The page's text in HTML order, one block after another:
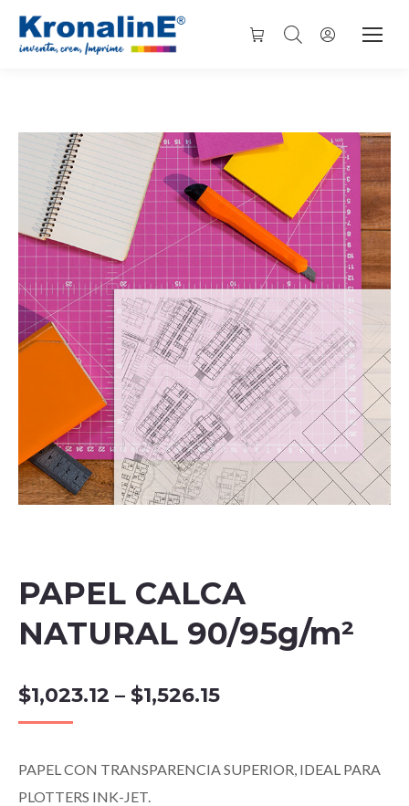
PAPEL CALCA
NATURAL 90/95g/m²
$1,023.12 – $1,526.15
PAPEL CON TRANSPARENCIA SUPERIOR, IDEAL PARA
PLOTTERS INK-JET.